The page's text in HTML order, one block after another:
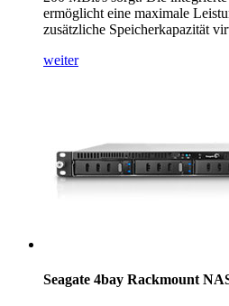
ermöglicht eine maximale
zusätzliche Speicherkapazität
weiter
Seagate 4bay Rackmount